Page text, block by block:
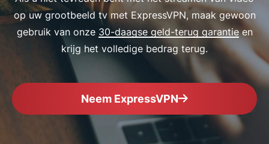
op uw grootbeeld tv met ExpressVPN, maak gewoon
gebruik van onze 30-daagse geld-terug garantieen
krijg het volledige bedrag terug.
Neem ExpressVPN